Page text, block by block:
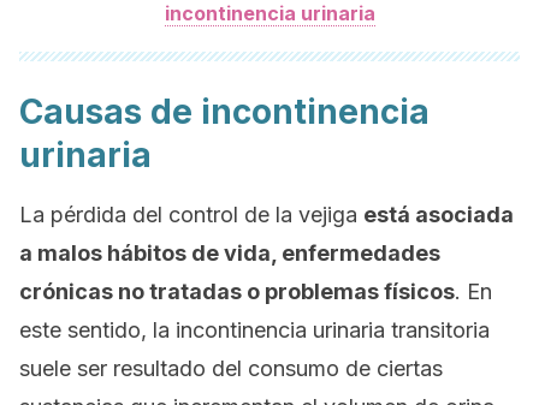
incontinencia urinaria
Causas de incontinencia
urinaria
La pérdida del control de la vejiga está asociada
a malos hábitos de vida, enfermedades
crónicas no tratadas o problemas físicos. En
este sentido, la incontinencia urinaria transitoria
suele ser resultado del consumo de ciertas